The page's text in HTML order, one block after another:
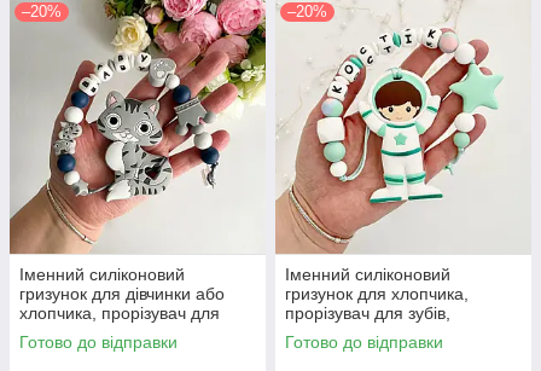
–20%
Іменний силіконовий
гризунок для дівчинки або
хлопчика, прорізувач для
зубів, котик Фелікс (сірий)
Готово до відправки
–20%
Іменний силіконовий
гризунок для хлопчика,
прорізувач для зубів,
Космонавт (м'ята)
Готово до відправки